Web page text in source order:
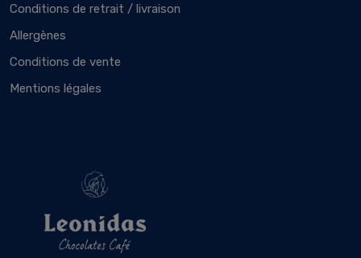
Conditions de retrait / livraison
Allergènes
Conditions de vente
Mentions légales